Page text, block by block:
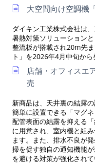
大空間向け空調機
ダイキン工業株式会社は
暑熱対策ソリューション
整流板が搭載され20m先
ト」を2026年4月中旬から
店舗・オフィスエ
売
新商品は、天井裏の結露
簡単に設置できる「マグ
配管表面の結露を抑える
に用意され、室内機と組
ます。また、排水不良が
掃を促す独自の通知機能
を避ける対策が強化されて